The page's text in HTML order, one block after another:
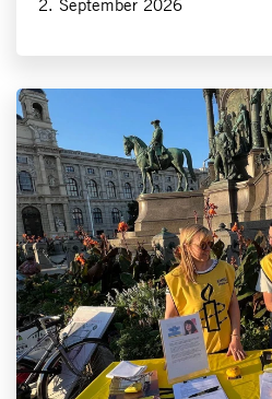
2. September 2026